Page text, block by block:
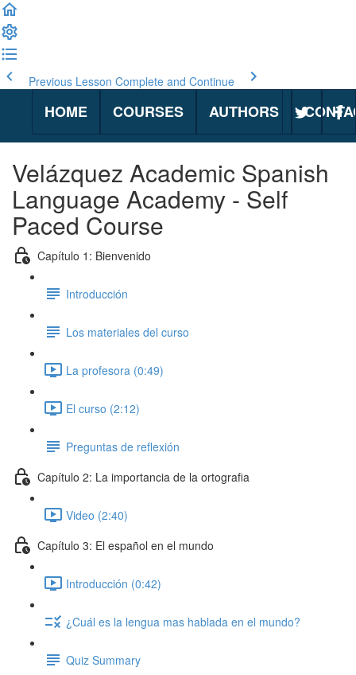
Previous Lesson Complete and Continue
HOME COURSES AUTHORS
Velázquez Academic Spanish
Language Academy - Self
Paced Course
Capítulo 1: Bienvenido
Introducción
Los materiales del curso
La profesora (0:49)
El curso (2:12)
Preguntas de reflexión
Capítulo 2: La importancia de la ortografia
Video (2:40)
Capítulo 3: El español en el mundo
Introducción (0:42)
¿Cuál es la lengua mas hablada en el mundo?
Quiz Summary